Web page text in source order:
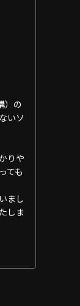
）の
いソ
りや
ても
まし
しま